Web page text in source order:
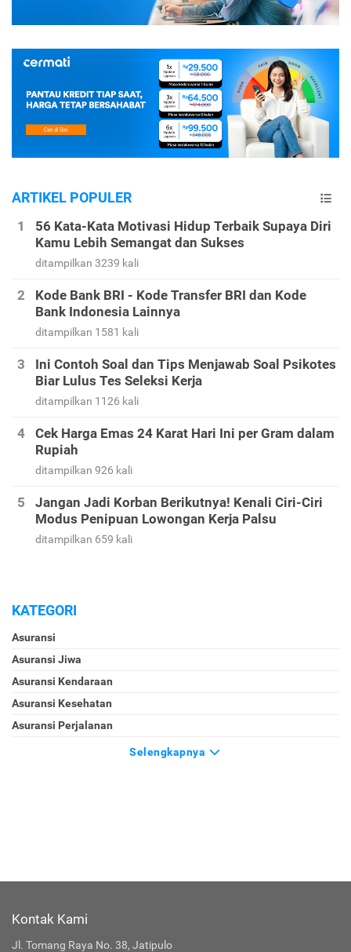
ARTIKEL POPULER
56 Kata-Kata Motivasi Hidup Terbaik Supaya Diri
Kamu Lebih Semangat dan Sukses
ditampilkan 3239 kali
Kode Bank BRI - Kode Transfer BRI dan Kode
Bank Indonesia Lainnya
ditampilkan 1581 kali
Ini Contoh Soal dan Tips Menjawab Soal Psikotes
Biar Lulus Tes Seleksi Kerja
ditampilkan 1126 kali
Cek Harga Emas 24 Karat Hari Ini per Gram dalam
Rupiah
ditampilkan 926 kali
Jangan Jadi Korban Berikutnya! Kenali Ciri-Ciri
Modus Penipuan Lowongan Kerja Palsu
ditampilkan 659 kali
KATEGORI
Asuransi
Asuransi Jiwa
Asuransi Kendaraan
Asuransi Kesehatan
Asuransi Perjalanan
Selengkapnya
Kontak Kami
Jl. Tomang Raya No. 38, Jatipulo